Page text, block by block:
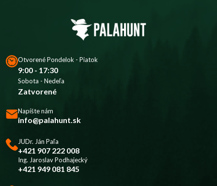
Otvorené Pondelok - Piatok
9:00 - 17:30
Sobota - Nedeľa
Zatvorené
Napíšte nám
info@palahunt.sk
JUDr. Ján Paľa
+421 907 222 008
Ing. Jaroslav Podhajecký
+421 949 081 845